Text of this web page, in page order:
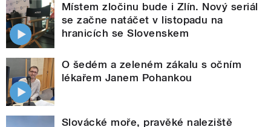
Místem zločinu bude i Zlín. Nový seriál
se začne natáčet v listopadu na
hranicích se Slovenskem
O šedém a zeleném zákalu s očním
lékařem Janem Pohankou
Slovácké moře, pravěké naleziště